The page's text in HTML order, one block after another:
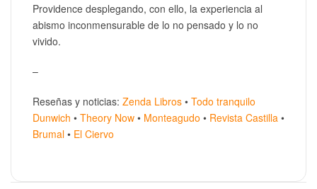
Providence desplegando, con ello, la experiencia al
abismo inconmensurable de lo no pensado y lo no
vivido.
–
Reseñas y noticias: Zenda Libros • Todo tranquilo
Dunwich • Theory Now • Monteagudo • Revista Castilla •
Brumal • El Ciervo